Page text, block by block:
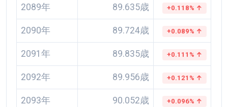
2089年 89.635歳 +0.118% ↑
2090年 89.724歳 +0.089% ↑
2091年 89.835歳 +0.111% ↑
2092年 89.956歳 +0.121% ↑
2093年 90.052歳 +0.096% ↑